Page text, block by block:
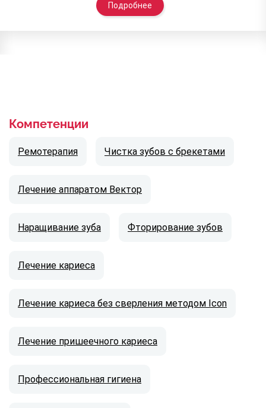
Подробнее
Компетенции
Ремотерапия Чистка зубов с брекетами
Лечение аппаратом Вектор
Наращивание зуба Фторирование зубов
Лечение кариеса
Лечение кариеса без сверления методом Icon
Лечение пришеечного кариеса
Профессиональная гигиена